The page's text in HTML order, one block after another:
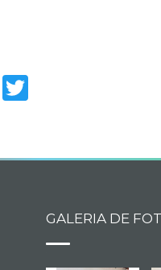
Twitter
GALERIA DE